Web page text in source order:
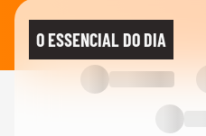
O ESSENCIAL DO DIA